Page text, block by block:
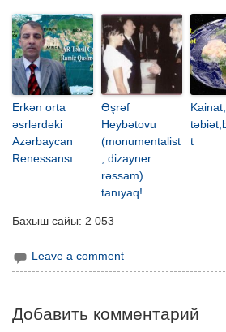
Erkən orta
əsrlərdəki
Azərbaycan
Renessansı
Əşrəf
Heybətovu
(monumentalist
, dizayner
rəssam)
tanıyaq!
Kainat,
t
Бахыш сайы: 2 053
Leave a comment
Добавить комментарий